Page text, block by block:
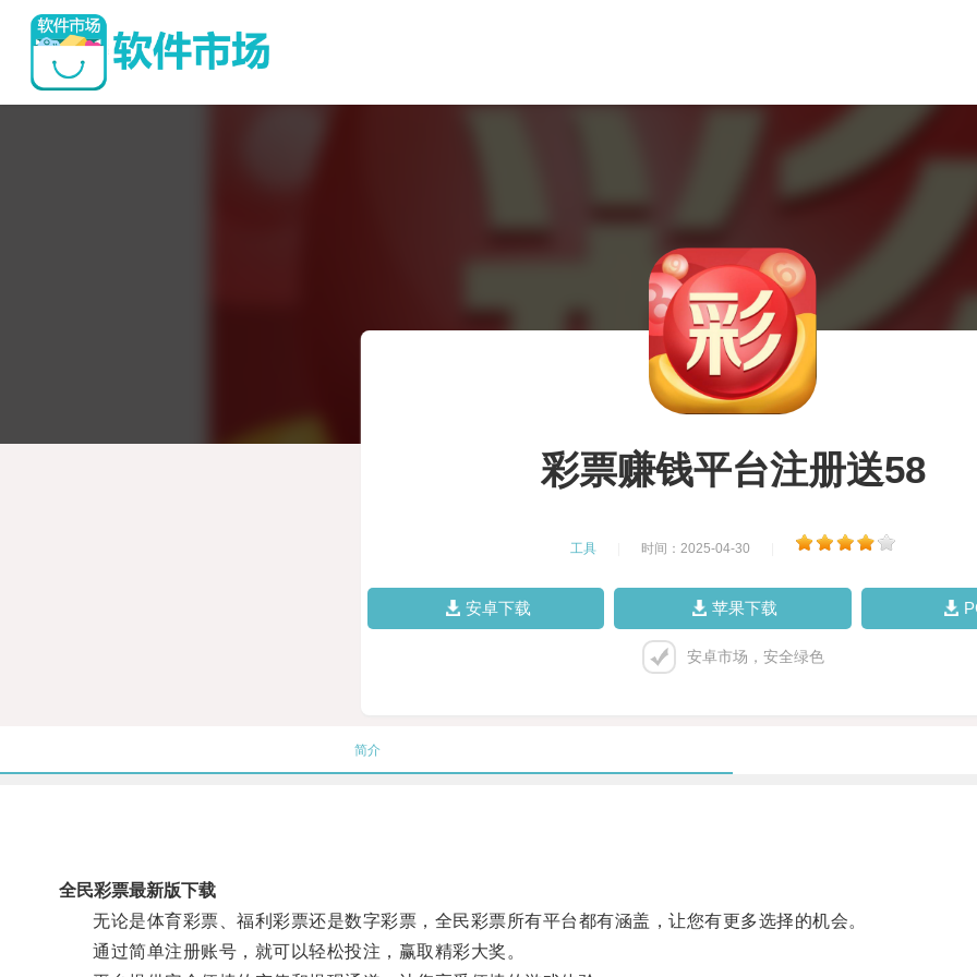
彩票赚钱平台注册送58
工具 时间：2025-04-30
安卓下载 苹果下载
安卓市场，安全绿色
简介
全民彩票最新版下载
无论是体育彩票、福利彩票还是数字彩票，全民彩票所有平台都有涵盖，让您有更多选择的机会。
通过简单注册账号，就可以轻松投注，赢取精彩大奖。